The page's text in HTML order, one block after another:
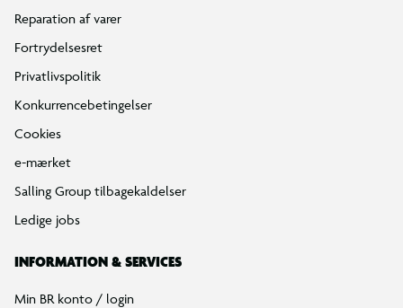
Reparation af varer
Fortrydelsesret
Privatlivspolitik
Konkurrencebetingelser
Cookies
e-mærket
Salling Group tilbagekaldelser
Ledige jobs
INFORMATION & SERVICES
Min BR konto / login